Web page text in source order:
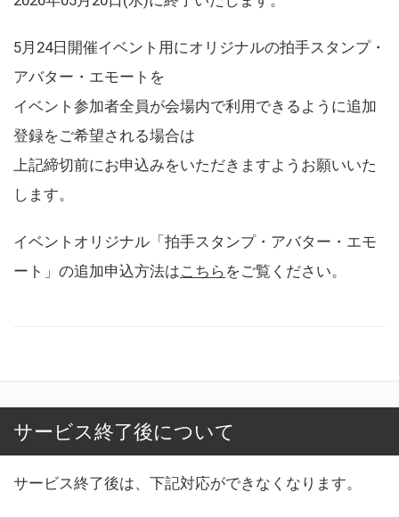
5月24日開催イベント用にオリジナルの拍手スタンプ・
アバター・エモートを
イベント参加者全員が会場内で利用できるように追加
登録をご希望される場合は
上記締切前にお申込みをいただきますようお願いいた
します。
イベントオリジナル「拍手スタンプ・アバター・エモ
ート」の追加申込方法はこちら をご覧ください。
サービス終了後について
サービス終了後は、下記対応ができなくなります。